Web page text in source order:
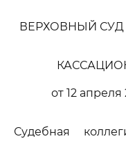
ВЕРХОВНЫЙ
от 12 апреля
Судебная